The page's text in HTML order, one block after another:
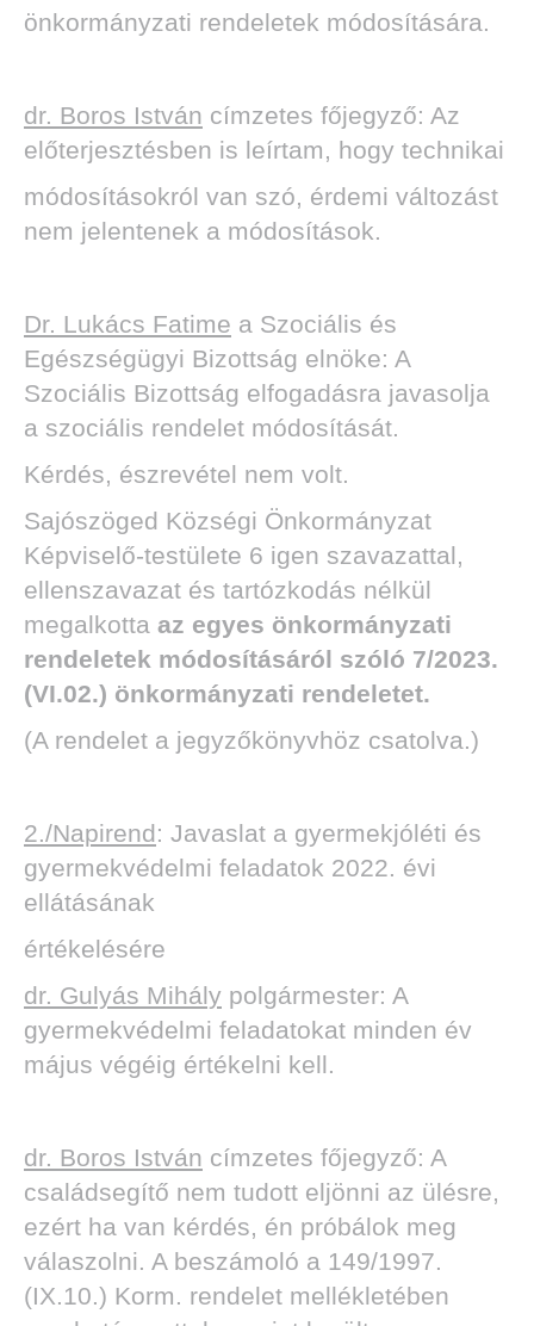
önkormányzati rendeletek módosítására.
dr. Boros István címzetes főjegyző: Az
előterjesztésben is leírtam, hogy technikai
módosításokról van szó, érdemi változást
nem jelentenek a módosítások.
Dr. Lukács Fatime a Szociális és
Egészségügyi Bizottság elnöke: A
Szociális Bizottság elfogadásra javasolja
a szociális rendelet módosítását.
Kérdés, észrevétel nem volt.
Sajószöged Községi Önkormányzat
Képviselő-testülete 6 igen szavazattal,
ellenszavazat és tartózkodás nélkül
megalkotta az egyes önkormányzati
rendeletek módosításáról szóló 7/2023.
(VI.02.) önkormányzati rendeletet.
(A rendelet a jegyzőkönyvhöz csatolva.)
2./Napirend: Javaslat a gyermekjóléti és
gyermekvédelmi feladatok 2022. évi
ellátásának
értékelésére
dr. Gulyás Mihály polgármester: A
gyermekvédelmi feladatokat minden év
május végéig értékelni kell.
dr. Boros István címzetes főjegyző: A
családsegítő nem tudott eljönni az ülésre,
ezért ha van kérdés, én próbálok meg
válaszolni. A beszámoló a 149/1997.
(IX.10.) Korm. rendelet mellékletében